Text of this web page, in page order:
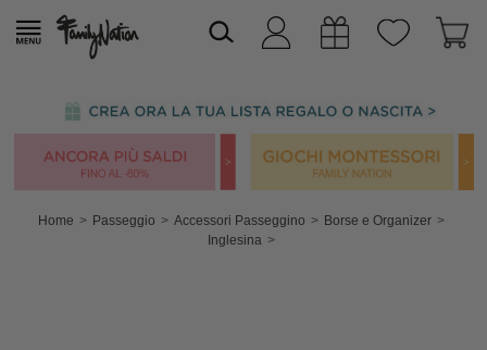
Home Passeggio Accessori Passeggino
Borse e Organizer
Inglesina